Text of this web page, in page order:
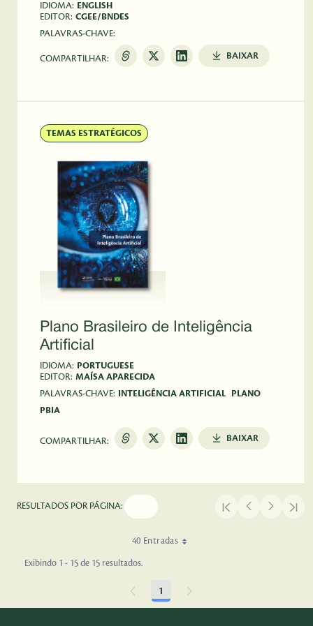
IDIOMA: ENGLISH
EDITOR: CGEE/BNDES
PALAVRAS-CHAVE:
COMPARTILHAR: BAIXAR
TEMAS ESTRATÉGICOS
Plano Brasileiro de Inteligência
Artificial
IDIOMA: PORTUGUESE
EDITOR: MAÍSA APARECIDA
PALAVRAS-CHAVE:
INTELIGÊNCIA ARTIFICIAL
PLANO
PBIA
COMPARTILHAR: BAIXAR
RESULTADOS POR PÁGINA:
40 Entradas
Exibindo 1 - 15 de 15 resultados.
Página
1